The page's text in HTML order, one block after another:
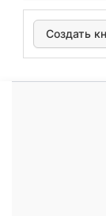
Создать